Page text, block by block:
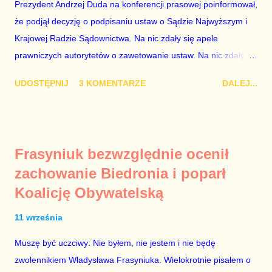
osoba z kwalifikacjami wpłaca na partię polityczną, a następnie
obejmuje prace w spółce, która jest zarządzana pośrednio
przez ta partię. Przeciwnie. Przedstawienie pierwszej gr...
Prezydent Andrzej Duda na konferencji prasowej poinformował,
że podjął decyzję o podpisaniu ustaw o Sądzie Najwyższym i
Krajowej Radzie Sądownictwa. Na nic zdały się apele
prawniczych autorytetów o zawetowanie ustaw. Na nic zdały
ostatecznie zniszczy niezależność sądów od woli polityków. To
Ziobro. Żenujące są tłumaczenia Dudy, że podpisał ustawy, bo
to jego ustawy. Prawda jest taka, że poprawki partii rządzącej
do tych ustaw były bardziej obszerne niż projekty ustaw
wyłącznie o jego władzę nad sądownictwem kosztem władzy
Zbigniewa Ziobry. W poprzednich ustawach Ziobro miał 100%
UDOSTĘPNIJ 3 KOMENTARZE DALEJ...
Frasyniuk bezwzględnie ocenił
zachowanie Biedronia i poparł
Koalicję Obywatelską
11 września
Muszę być uczciwy: Nie byłem, nie jestem i nie będę
zwolennikiem Władysława Frasyniuka. Wielokrotnie pisałem o